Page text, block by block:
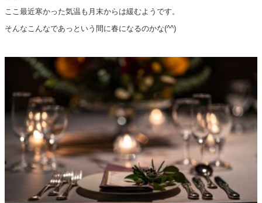
ここ最近寒かった気温も月末からは緩むようです。
そんなこんなであっという間に春になるのかな(^^)